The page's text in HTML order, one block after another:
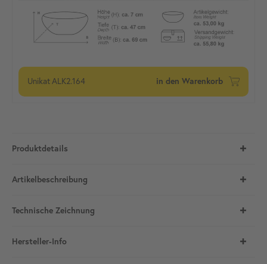
UnikatALK2.164 in den Warenkorb
Produktdetails
Artikelbeschreibung
Technische Zeichnung
Hersteller-Info